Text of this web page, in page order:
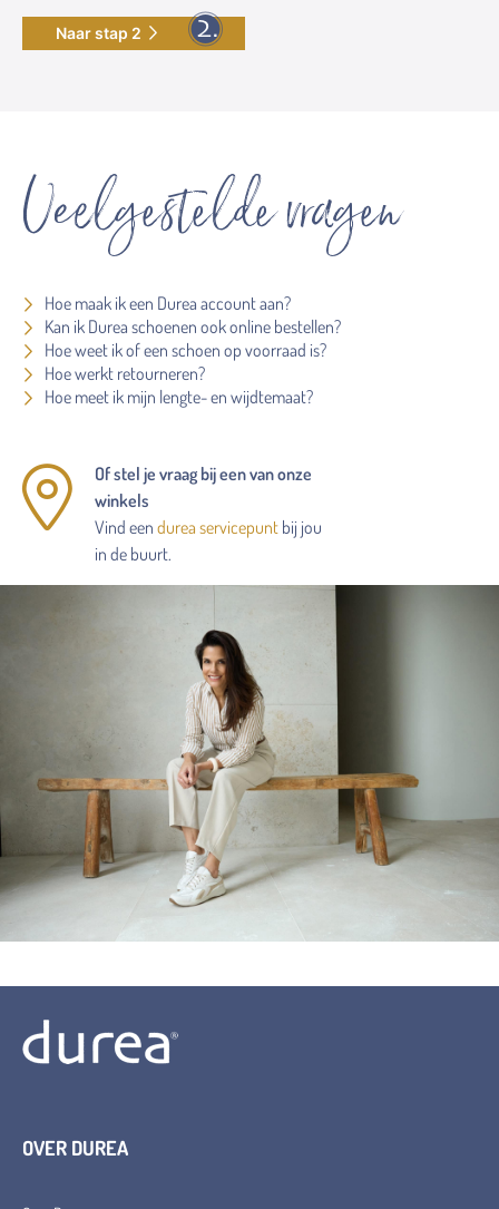
Naar stap 2
Veelgestelde vragen
Hoe maak ik een Durea account aan?
Kan ik Durea schoenen ook online bestellen?
Hoe weet ik of een schoen op voorraad is?
Hoe werkt retourneren?
Hoe meet ik mijn lengte- en wijdtemaat?
Of stel je vraag bij een van onze
winkels
Vind een durea servicepunt bij jou
in de buurt.
OVER DUREA